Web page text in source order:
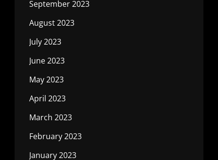
September 2023
August 2023
July 2023
June 2023
May 2023
April 2023
March 2023
February 2023
January 2023